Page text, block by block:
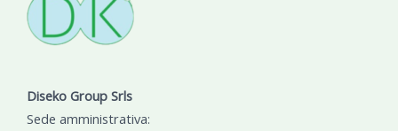
Diseko Group Srls
Sede amministrativa: